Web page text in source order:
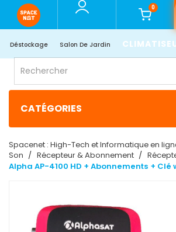
0
Déstockage Salon De Jardin
CATÉGORIES
Spacenet : High-Tech et Informatique en
Son
Récepteur & Abonnement
Alpha AP-4100 HD + Abonnements + Clé